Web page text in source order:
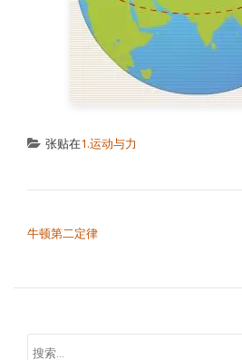
张贴在1.运动与力
牛顿第二定律